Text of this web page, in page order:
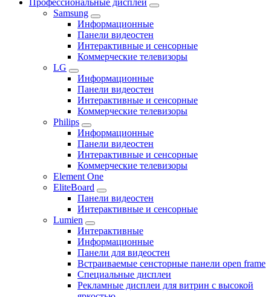
Профессиональные дисплеи
Samsung
Информационные
Панели видеостен
Интерактивные и сенсорные
Коммерческие телевизоры
LG
Информационные
Панели видеостен
Интерактивные и сенсорные
Коммерческие телевизоры
Philips
Информационные
Панели видеостен
Интерактивные и сенсорные
Коммерческие телевизоры
Element One
EliteBoard
Панели видеостен
Интерактивные и сенсорные
Lumien
Интерактивные
Информационные
Панели для видеостен
Встраиваемые сенсторные панели open frame
Специальные дисплеи
Рекламные дисплеи для витрин с высокой